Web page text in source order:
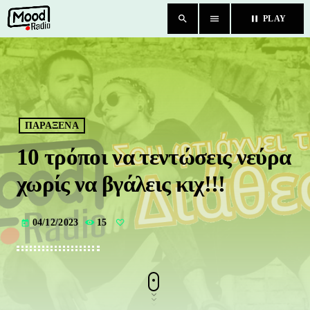
search menu pause PLAY
close
HOME
BLOG
TEAM
CHAT
ΚΑΤΗΓΟΡΙΕΣ
ΠΑΡΑΞΕΝΑ
10 τρόποι να τεντώσεις νεύρα
χωρίς να βγάλεις κιχ!!!
today 04/12/2023 15